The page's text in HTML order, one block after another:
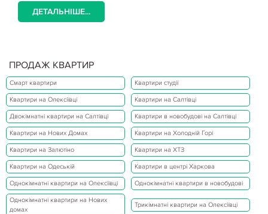
ДЕТАЛЬНІШЕ...
ПРОДАЖ КВАРТИР
Смарт квартири Квартири студії
Квартири на Олексіївці Квартири на Салтівці
Двокімнатні квартири на Салтівці Квартири в новобудові на Салтівці
Квартири на Нових Домах Квартири на Холодній Горі
Квартири на Залютіно Квартири на ХТЗ
Квартири на Одеській Квартири в центрі Харкова
Однокімнатні квартири на Олексіївці Однокімнатні квартири в новобудові
Однокімнатні квартири на Нових
домах
Трикімнатні квартири на Олексіївці